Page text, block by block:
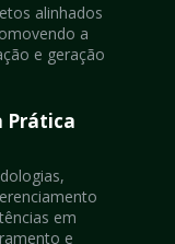
Prática
em
e
alinhados
a
e geração